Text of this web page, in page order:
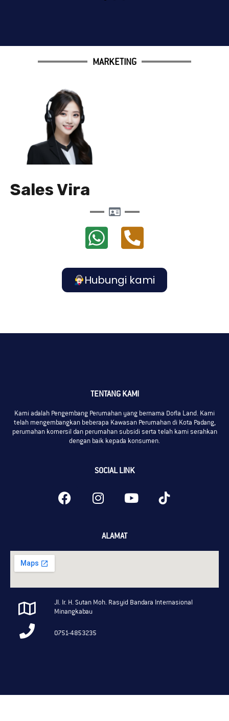
MARKETING
Sales Vira
Hubungi kami
TENTANG KAMI
Kami adalah Pengembang Perumahan yang bernama Dofla Land. Kami
telah mengembangkan beberapa Kawasan Perumahan di Kota Padang,
perumahan komersil dan perumahan subsidi serta telah kami serahkan
dengan baik kepada konsumen.
SOCIAL LINK
ALAMAT
Jl. Ir. H. Sutan Moh. Rasyid Bandara Internasional
Minangkabau
0751-4853235